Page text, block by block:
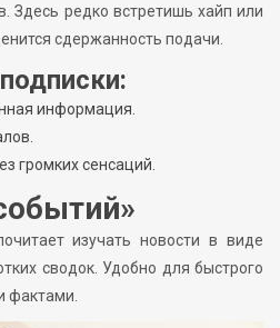
Здесь редко встретишь хайп или
сдержанность подачи.
информация.
громких сенсаций.
изучать новости в виде
сводок. Удобно для быстрого
фактами.